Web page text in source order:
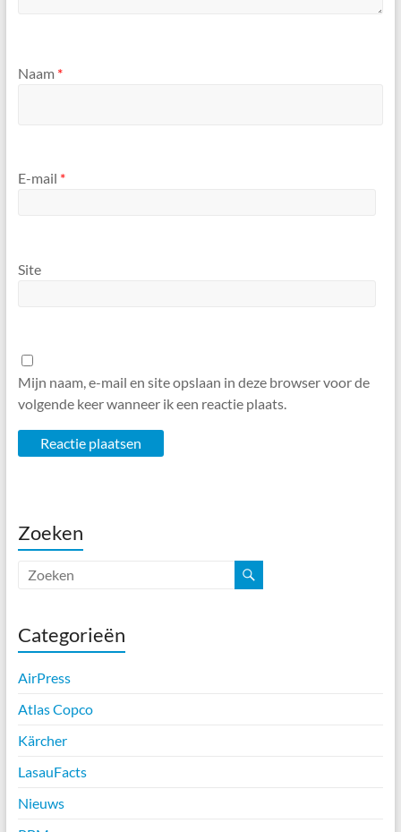
Naam *
E-mail *
Site
Mijn naam, e-mail en site opslaan in deze browser voor de
volgende keer wanneer ik een reactie plaats.
Zoeken
Categorieën
AirPress
Atlas Copco
Kärcher
LasauFacts
Nieuws